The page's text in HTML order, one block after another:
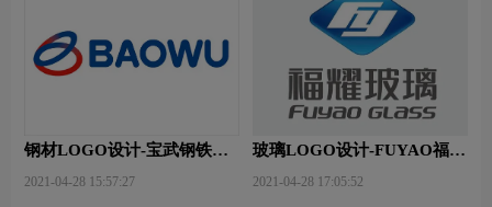
钢材LOGO设计-宝武钢铁品
2021-04-28 15:57:27
玻璃LOGO设计-FUYAO福耀
2021-04-28 17:05:52